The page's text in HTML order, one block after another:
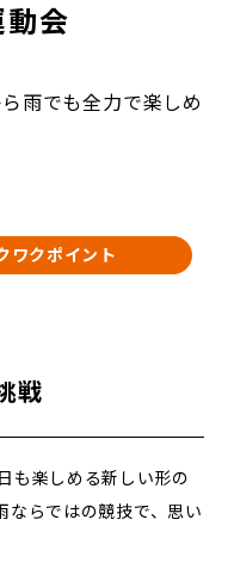
会
雨でも全力で楽しめ
ワクポイント
戦
も楽しめる新しい形の
ならではの競技で、思い